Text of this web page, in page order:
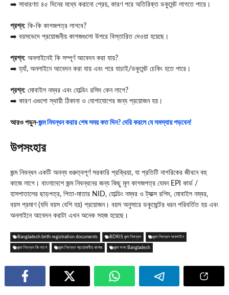
➡️ সাধারণত ৪৫ দিনের মধ্যে করানো শ্রেয়, কারণ পরে অতিরিক্ত ডকুমেন্ট লাগতে পারে।
প্রশ্ন: কি-কি কাগজপত্র লাগবে?
➡️ বয়সভেদে প্রয়োজনীয় কাগজগুলো উপরে বিস্তারিত দেওয়া হয়েছে।
প্রশ্ন: অনলাইনেই কি সম্পূর্ণ আবেদন করা যায়?
➡️ হ্যাঁ, অনলাইনে আবেদন করা যায় এবং পরে যাচাই/ডকুমেন্ট চেকিং হতে পারে।
প্রশ্ন: মোবাইল নম্বর এবং হোল্ডিং রসিদ কেন লাগে?
➡️ কারণ এগুলো স্থায়ী ঠিকানা ও যোগাযোগের জন্য প্রয়োজন হয়।
আরও পড়ুন-জন্ম নিবন্ধন করার শেষ সময় কত দিন? দেরি করলে যে সমস্যায় পড়বেন!
উপসংহার
জন্ম নিবন্ধন একটি অনন্য গুরুত্বপূর্ণ সরকারি প্রক্রিয়া, যা প্রতিটি নাগরিকের জীবনে বহু
কাজে লাগে। বাংলাদেশে জন্ম নিবন্ধনের জন্য কিছু মূল কাগজপত্র যেমন EPI কার্ড /
হাসপাতালের ছাড়পত্র, পিতা-মাতার NID, হোল্ডিং নম্বর ও ট্যাক্স রশিদ, মোবাইল নম্বর,
বয়স প্রমাণ (যদি বয়স বেশি হয়) প্রয়োজন। বয়স অনুসারে ডকুমেন্টের ধরন পরিবর্তিত হয় এবং
অনলাইনে আবেদন করাটা এখন অনেক সহজ হয়েছে।
Bangladesh birth registration documents BDRIS জন্ম নিবন্ধন জন্ম নিবন্ধন অনলাইন
জন্ম নিবন্ধন কি লাগে জন্ম নিবন্ধন প্রয়োজনীয় কাগজ জন্ম সনদ Bangladesh